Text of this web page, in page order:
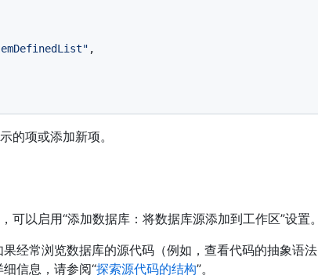
,
的项或添加新项。
以启用“添加数据库：将数据库源添加到工作区”设置。
经常浏览数据库的源代码（例如，查看代码的抽象语法
信息，请参阅“探索源代码的结构”。